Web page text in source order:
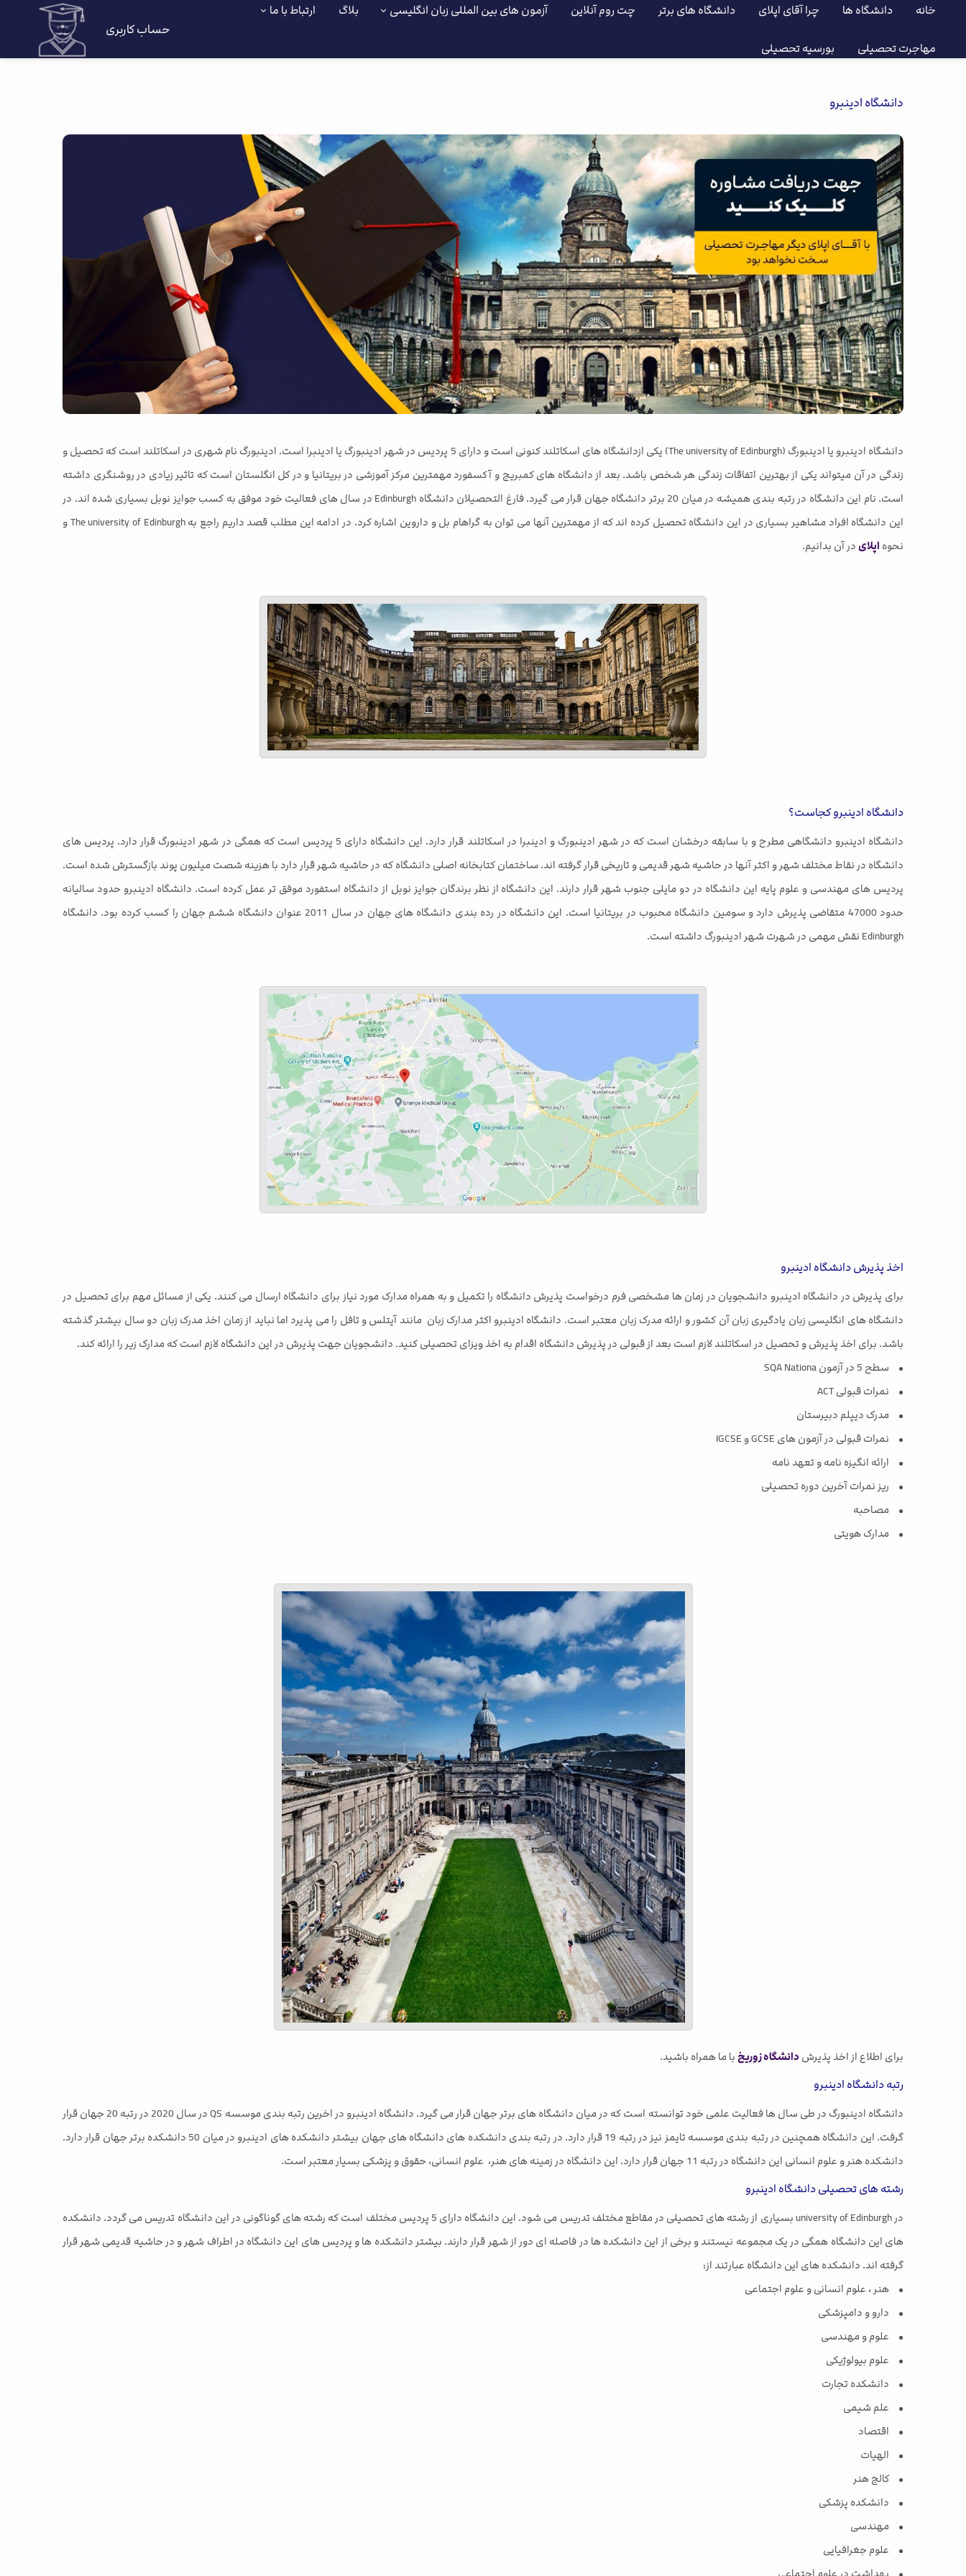
خانه دانشگاه ها چرا آقای اپلای دانشگاه های برتر چت روم آنلاین آزمون های بین المللی زبان انگلیسی بلاگ ارتباط با ما
مهاجرت تحصیلی بورسیه تحصیلی
حساب کاربری
دانشگاه ادینبرو
دانشگاه ادینبرو یا ادینبورگ (The university of Edinburgh) یکی ازدانشگاه های اسکاتلند کنونی است و دارای 5 پردیس در شهر ادینبورگ یا ادینبرا است. ادینبورگ نام شهری در اسکاتلند است که تحصیل و
زندگی در آن میتواند یکی از بهترین اتفاقات زندگی هر شخص باشد. بعد از دانشگاه های کمبریج و آکسفورد مهمترین مرکز آموزشی در بریتانیا و در کل انگلستان است که تاثیر زیادی در روشنگری داشته
است. نام این دانشگاه در رتبه بندی همیشه در میان 20 برتر دانشگاه جهان قرار می گیرد. فارغ التحصیلان دانشگاه Edinburgh در سال های فعالیت خود موفق به کسب جوایز نوبل بسیاری شده اند. در
این دانشگاه افراد مشاهیر بسیاری در این دانشگاه تحصیل کرده اند که از مهمترین آنها می توان به گراهام بل و داروین اشاره کرد. در ادامه این مطلب قصد داریم راجع به The university of Edinburgh و
نحوه اپلایدر آن بدانیم.
دانشگاه ادینبرو کجاست؟
دانشگاه ادینبرو دانشگاهی مطرح و با سابقه درخشان است که در شهر ادینبورگ و ادینبرا در اسکاتلند قرار دارد. این دانشگاه دارای 5 پردیس است که همگی در شهر ادینبورگ قرار دارد. پردیس های
دانشگاه در نقاط مختلف شهر و اکثر آنها در حاشیه شهر قدیمی و تاریخی قرار گرفته اند. ساختمان کتابخانه اصلی دانشگاه که در حاشیه شهر قرار دارد با هزینه شصت میلیون پوند بازگسترش شده است.
پردیس های مهندسی و علوم پایه این دانشگاه در دو مایلی جنوب شهر قرار دارند. این دانشگاه از نظر برندگان جوایز نوبل از دانشگاه استفورد موفق تر عمل کرده است. دانشگاه ادینبرو حدود سالیانه
حدود 47000 متقاضی پذیرش دارد و سومین دانشگاه محبوب در بریتانیا است. این دانشگاه در رده بندی دانشگاه های جهان در سال 2011 عنوان دانشگاه ششم جهان را کسب کرده بود. دانشگاه
Edinburgh نقش مهمی در شهرت شهر ادینبورگ داشته است.
اخذ پذیرش دانشگاه ادینبرو
برای پذیرش در دانشگاه ادینبرو دانشجویان در زمان ها مشخصی فرم درخواست پذیرش دانشگاه را تکمیل و به همراه مدارک مورد نیاز برای دانشگاه ارسال می کنند. یکی از مسائل مهم برای تحصیل در
دانشگاه های انگلیسی زبان یادگیری زبان آن کشور و ارائه مدرک زبان معتبر است. دانشگاه ادینبرو اکثر مدارک زبان مانند آیتلس و تافل را می پذیرد اما نباید از زمان اخذ مدرک زبان دو سال بیشتر گذشته
باشد. برای اخذ پذیرش و تحصیل در اسکاتلند لازم است بعد از قبولی در پذیرش دانشگاه اقدام به اخذ ویزای تحصیلی کنید. دانشجویان جهت پذیرش در این دانشگاه لازم است که مدارک زیر را ارائه کند.
• سطح 5 در آزمون SQA Nationa
• نمرات قبولی ACT
• مدرک دیپلم دبیرستان
• نمرات قبولی در آزمون های GCSE و IGCSE
• ارائه انگیزه نامه و تعهد نامه
• ریز نمرات آخرین دوره تحصیلی
• مصاحبه
• مدارک هویتی
برای اطلاع از اخذ پذیرشدانشگاه زوریخ با ما همراه باشید.
رتبه دانشگاه ادینبرو
دانشگاه ادینبورگ در طی سال ها فعالیت علمی خود توانسته است که در میان دانشگاه های برتر جهان قرار می گیرد. دانشگاه ادینبرو در اخرین رتبه بندی موسسه QS در سال 2020 در رتبه 20 جهان قرار
گرفت. این دانشگاه همچنین در رتبه بندی موسسه تایمز نیز در رتبه 19 قرار دارد. در رتبه بندی دانشکده های دانشگاه های جهان بیشتر دانشکده های ادینبرو در میان 50 دانشکده برتر جهان قرار دارد.
دانشکده هنر و علوم انسانی این دانشگاه در رتبه 11 جهان قرار دارد. این دانشگاه در زمینه های هنر، علوم انسانی، حقوق و پزشکی بسیار معتبر است.
رشته های تحصیلی دانشگاه ادینبرو
در university of Edinburgh بسیاری از رشته های تحصیلی در مقاطع مختلف تدریس می شود. این دانشگاه دارای 5 پردیس مختلف است که رشته های گوناگونی در این دانشگاه تدریس می گردد. دانشکده
های این دانشگاه همگی در یک مجموعه نیستند و برخی از این دانشکده ها در فاصله ای دور از شهر قرار دارند. بیشتر دانشکده ها و پردیس های این دانشگاه در اطراف شهر و در حاشیه قدیمی شهر قرار
گرفته اند. دانشکده های این دانشگاه عبارتند از:
• هنر ، علوم انسانی و علوم اجتماعی
• دارو و دامپزشکی
• علوم و مهندسی
• علوم بیولوژیکی
• دانشکده تجارت
• علم شیمی
• اقتصاد
• الهیات
• کالج هنر
• دانشکده پزشکی
• مهندسی
• علوم جغرافیایی